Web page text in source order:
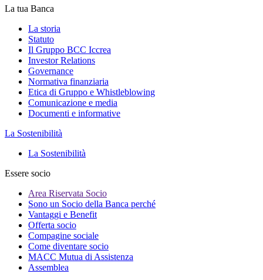
La tua Banca
La storia
Statuto
Il Gruppo BCC Iccrea
Investor Relations
Governance
Normativa finanziaria
Etica di Gruppo e Whistleblowing
Comunicazione e media
Documenti e informative
La Sostenibilità
La Sostenibilità
Essere socio
Area Riservata Socio
Sono un Socio della Banca perché
Vantaggi e Benefit
Offerta socio
Compagine sociale
Come diventare socio
MACC Mutua di Assistenza
Assemblea